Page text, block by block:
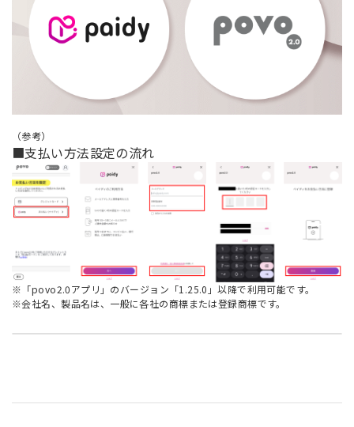
（参考）
■支払い方法設定の流れ
※「povo2.0アプリ」のバージョン「1.25.0」以降で利用可能です。
※会社名、製品名は、一般に各社の商標または登録商標です。